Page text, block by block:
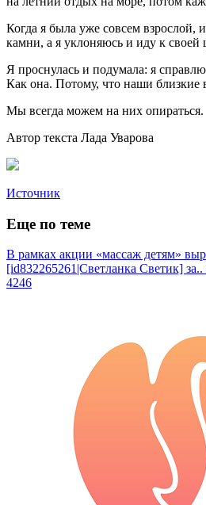
Когда я была уже совсем взрослой,
камни, а я уклоняюсь и иду к
Я проснулась и подумала: я
Как она. Потому, что наши близкие
Мы всегда можем на них опираться.
Автор текста Лада Уварова
Источник
Еще по теме
В рамках акции «массаж детям»
[id832265261|Светланка Светик] за..
4246